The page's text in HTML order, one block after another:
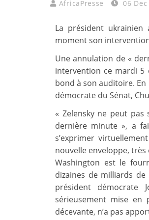
AfricaPresse 06 Dec
La président
moment son
Une annulation de «
intervention ce mardi 5
bond à son auditoire. En
démocrate du Sénat,
« Zelensky ne peut
dernière minute », a
s’exprimer
nouvelle enveloppe,
Washington est le
dizaines de milliards
président démocrate
sérieusement mise en
décevante, n’a pas